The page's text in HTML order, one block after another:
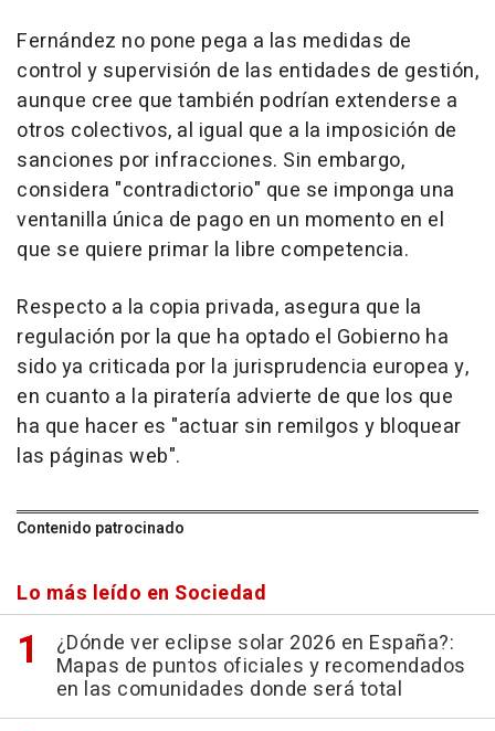
Fernández no pone pega a las medidas de
control y supervisión de las entidades de gestión,
aunque cree que también podrían extenderse a
otros colectivos, al igual que a la imposición de
sanciones por infracciones. Sin embargo,
considera "contradictorio" que se imponga una
ventanilla única de pago en un momento en el
que se quiere primar la libre competencia.
Respecto a la copia privada, asegura que la
regulación por la que ha optado el Gobierno ha
sido ya criticada por la jurisprudencia europea y,
en cuanto a la piratería advierte de que los que
ha que hacer es "actuar sin remilgos y bloquear
las páginas web".
Contenido patrocinado
Lo más leído en Sociedad
¿Dónde ver eclipse solar 2026 en España?:
Mapas de puntos oficiales y recomendados
en las comunidades donde será total